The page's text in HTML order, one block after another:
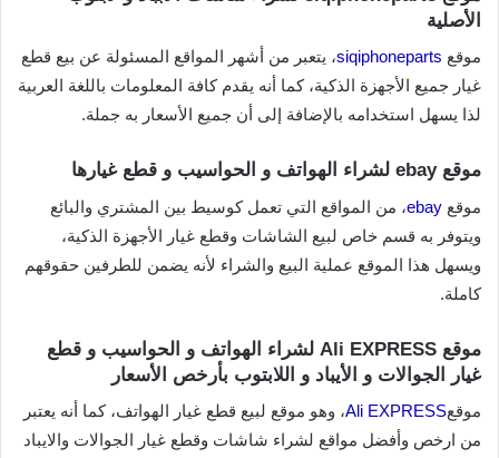
الأصلية
موقع siqiphoneparts، يتعبر من أشهر المواقع المسئولة عن بيع قطع
غيار جميع الأجهزة الذكية، كما أنه يقدم كافة المعلومات باللغة العربية
لذا يسهل استخدامه بالإضافة إلى أن جميع الأسعار به جملة.
موقع ebay لشراء الهواتف و الحواسيب و قطع غيارها
موقع ebay، من المواقع التي تعمل كوسيط بين المشتري والبائع
ويتوفر به قسم خاص لبيع الشاشات وقطع غيار الأجهزة الذكية،
ويسهل هذا الموقع عملية البيع والشراء لأنه يضمن للطرفين حقوقهم
كاملة.
موقع Ali EXPRESS لشراء الهواتف و الحواسيب و قطع
غيار الجوالات و الأيباد و اللابتوب بأرخص الأسعار
موقعAli EXPRESS، وهو موقع لبيع قطع غيار الهواتف، كما أنه يعتبر
من ارخص وأفضل مواقع لشراء شاشات وقطع غيار الجوالات والايباد